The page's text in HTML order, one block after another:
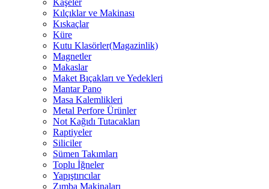
Kaşeler
Kılçıklar ve Makinası
Kıskaçlar
Küre
Kutu Klasörler(Magazinlik)
Magnetler
Makaslar
Maket Bıçakları ve Yedekleri
Mantar Pano
Masa Kalemlikleri
Metal Perfore Ürünler
Not Kağıdı Tutacakları
Raptiyeler
Siliciler
Sümen Takımları
Toplu İğneler
Yapıştırıcılar
Zımba Makinaları